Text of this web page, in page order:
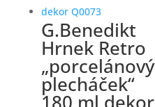
G.Benedikt
Hrnek Retro
„porcelánový
plecháček“
180 ml dekor